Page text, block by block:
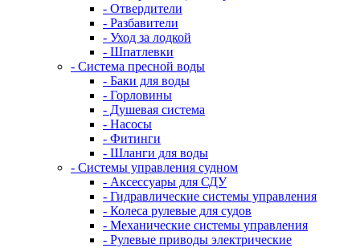
- Отвердители
- Разбавители
- Уход за лодкой
- Шпатлевки
- Система пресной воды
- Баки для воды
- Горловины
- Душевая система
- Насосы
- Фитинги
- Шланги для воды
- Системы управления судном
- Аксессуары для СДУ
- Гидравлические системы управления
- Колеса рулевые для судов
- Механические системы управления
- Рулевые приводы электрические